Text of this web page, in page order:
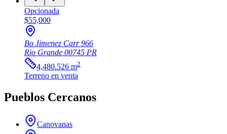
Opcionada
$55,000
Bo Jimenez Carr 966
Rio Grande 00745 PR
4,480.526 m2
Terreno en venta
Pueblos Cercanos
Canovanas